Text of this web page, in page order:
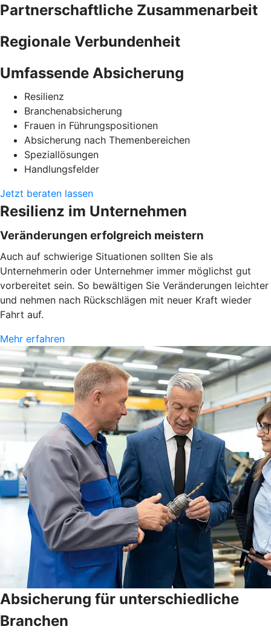
Partnerschaftliche Zusammenarbeit
Regionale Verbundenheit
Umfassende Absicherung
Resilienz
Branchenabsicherung
Frauen in Führungspositionen
Absicherung nach Themenbereichen
Speziallösungen
Handlungsfelder
Jetzt beraten lassen
Resilienz im Unternehmen
Veränderungen erfolgreich meistern
Auch auf schwierige Situationen sollten Sie als
Unternehmerin oder Unternehmer immer möglichst gut
vorbereitet sein. So bewältigen Sie Veränderungen leichter
und nehmen nach Rückschlägen mit neuer Kraft wieder
Fahrt auf.
Mehr erfahren
Absicherung für unterschiedliche
Branchen